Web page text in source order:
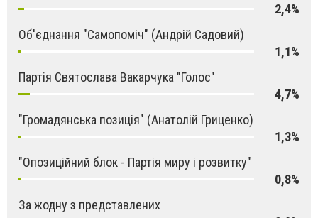
2,4%
Об'єднання "Самопоміч" (Андрій Садовий)
1,1%
Партія Святослава Вакарчука "Голос"
4,7%
"Громадянська позиція" (Анатолій Гриценко)
1,3%
"Опозиційний блок - Партія миру і розвитку"
0,8%
За жодну з представлених